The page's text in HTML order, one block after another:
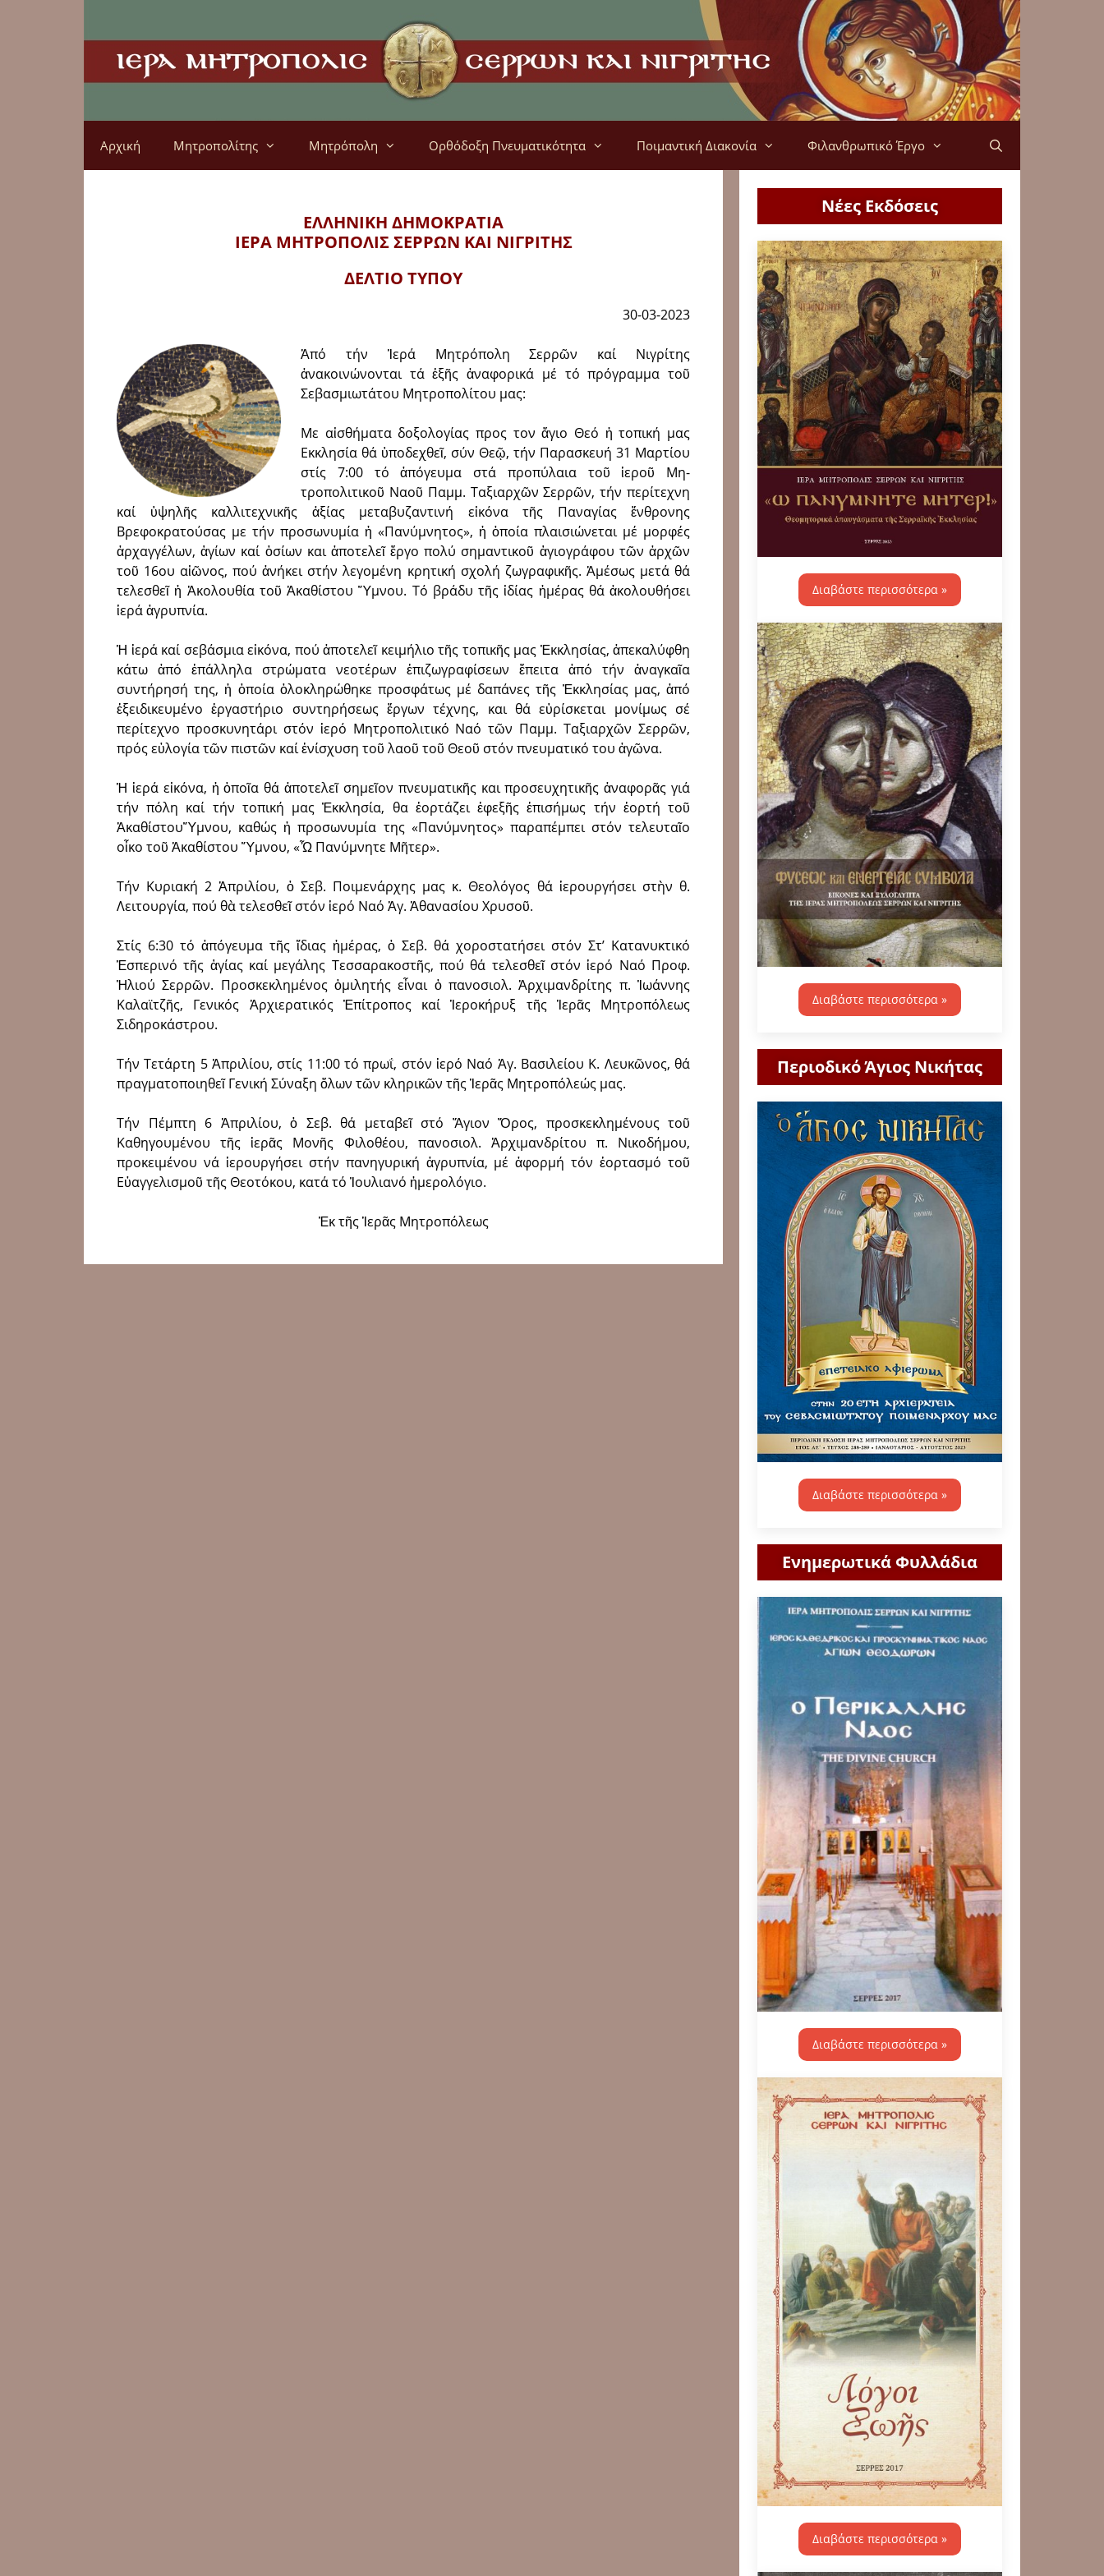
Αρχική Μητροπολίτης Μητρόπολη Ορθόδοξη Πνευματικότητα Ποιμαντική Διακονία Φιλανθρωπικό Έργο
ΕΛΛΗΝΙΚΗ ΔΗΜΟΚΡΑΤΙΑ
ΙΕΡΑ ΜΗΤΡΟΠΟΛΙΣΣΕΡΡΩΝ ΚΑΙ ΝΙΓΡΙΤΗΣ
ΔΕΛΤΙΟ ΤΥΠΟΥ
30-03-2023
Ἀπό τήν Ἱερά Μητρόπολη Σερρῶν καί Νιγρίτης
ἀνακοινώνονται τά ἑξῆς ἀναφορικά μέ τό πρόγραμμα τοῦ
Σεβασμιωτάτου Μητροπολίτου μας:
Με αἰσθήματα δοξολογίας προς τον ἅγιο Θεό ἡ τοπική μας
Εκκλησία θά ὑποδεχθεῖ, σύν Θεῷ, τήν Παρασκευή 31 Μαρτίου
στίς 7:00 τό ἀπό­γευ­μα στά προπύ­λαια τοῦ ἱεροῦ Μη­
τροπολιτικοῦ Ναοῦ Παμμ. Ταξιαρχῶν Σερρῶν, τήν περίτεχνη
καί ὑψηλῆς καλλιτεχνι­κῆς ἀξίας μεταβυζαντινή εἰκό­να τῆς Παναγίας ἔν­θρονης
Βρεφοκρατού­σας με τήν προσωνυμία ἡ «Πανύ­μνητος», ἡ ὁποία πλαισιώ­νεται μέ μορ­φές
ἀρχαγγέλων, ἁγίων καί ὁσίων και ἀποτελεῖ ἔργο πολύ σημαντικοῦ ἁγιο­γράφου τῶν ἀρχῶν
τοῦ 16ου αἰῶνος, πού ἀνήκει στήν λεγομένη κρητική σχολή ζωγραφικῆς. Ἀμέσως μετά θά
τελε­σθεῖ ἡ Ἀκο­λουθία τοῦ Ἀκαθίστου Ὕμνου. Τό βράδυ τῆς ἰδίας ἡμέρας θά ἀκολουθήσει
ἱερά ἀγρυπνία.
Ἡ ἱερά καί σεβά­σμια εἰκό­να, πού ἀποτελεῖ κειμήλιο τῆς τοπικῆς μας Ἐκκλησίας, ἀπεκαλύφθη
κάτω ἀπό ἐπάλληλα στρώματα νεοτέρων ἐπιζωγραφί­σεων ἔπει­τα ἀπό τήν ἀνα­γκαῖα
συντήρησή της, ἡ ὁποία ὁλοκλη­ρώθηκε προσφάτως μέ δα­πάνες τῆς Ἐκκλησίας μας, ἀπό
ἐξειδικευμένο ἐργαστή­ριο συντηρή­σεως ἔργων τέ­χνης, και θά εὑρίσκεται μονίμως σέ
περίτεχνο προ­σκυ­νητάρι στόν ἱερό Μητροπολιτικό Ναό τῶν Παμμ. Ταξιαρχῶν Σερρῶν,
πρός εὐλογία τῶν πιστῶν καί ἐνίσχυση τοῦ λαοῦ τοῦ Θεοῦ στόν πνευματικό του ἀγῶ­να.
Ἡ ἱερά εἰκόνα, ἡ ὁποῖα θά ἀποτελεῖ σημεῖον πνευματικῆς και προσευχητι­κῆς ἀναφορᾶς γιά
τήν πόλη καί τήν τοπική μας Ἐκκλησία, θα ἑορτάζει ἐφεξῆς ἐπισήμως τήν ἑορτή τοῦ
ἈκαθίστουὝμνου, καθώς ἡ προ­σωνυμία της «Πανύμνητος» παραπέμπει στόν τελευ­ταῖο
οἶκο τοῦ Ἀκαθί­στου Ὕμνου, «Ὦ Πανύμνητε Μῆτερ».
Τήν Κυριακή 2 Ἀπριλίου, ὁ Σεβ. Ποιμενάρχης μας κ. Θεολόγος θά ἱερουργήσει στὴν θ.
Λειτουργία, πού θὰ τελεσθεῖ στόν ἱερό Ναό Ἁγ. Ἀθανασίου Χρυσοῦ.
Στίς 6:30 τό ἀπόγευμα τῆς ἴδιας ἡμέρας, ὁ Σεβ. θά χοροστατήσει στόν Στ’ Κατανυκτικό
Ἑσπερινό τῆς ἁγίας καί μεγάλης Τεσσαρακοστῆς, πού θά τελεσθεῖ στόν ἱερό Ναό Προφ.
Ἠλιού Σερρῶν. Προσκεκλημένος ὁμιλητής εἶναι ὁ πανοσιολ. Ἀρχιμανδρίτης π. Ἰωάννης
Καλαϊτζῆς, Γενικός Ἀρχιερατικός Ἐπίτροπος καί Ἱεροκήρυξ τῆς Ἱερᾶς Μητροπόλεως
Σιδηροκάστρου.
Τήν Τετάρτη 5 Ἀπριλίου, στίς 11:00 τό πρωΐ, στόν ἱερό Ναό Ἁγ. Βασιλείου Κ. Λευκῶνος, θά
πραγματοποιηθεῖ Γενική Σύναξη ὅλων τῶν κληρικῶν τῆς Ἱερᾶς Μητροπόλεώς μας.
Τήν Πέμπτη 6 Ἀπριλίου, ὁ Σεβ. θά μεταβεῖ στό Ἅγιον Ὄρος, προσκεκλημένους τοῦ
Καθηγουμένου τῆς ἱερᾶς Μονῆς Φιλοθέου, πανοσιολ. Ἀρχιμανδρίτου π. Νικοδήμου,
προκειμένου νά ἱερουργήσει στήν πανηγυρική ἀγρυπνία, μέ ἀφορμή τόν ἑορτασμό τοῦ
Εὐαγγελισμοῦ τῆς Θεοτόκου, κατά τό Ἰουλιανό ἡμερολόγιο.
Ἐκ τῆς Ἱερᾶς Μητροπόλεως
Νέες Εκδόσεις
Διαβάστε περισσότερα »
Διαβάστε περισσότερα »
Περιοδικό Άγιος Νικήτας
Διαβάστε περισσότερα »
Ενημερωτικά Φυλλάδια
Διαβάστε περισσότερα »
Διαβάστε περισσότερα »